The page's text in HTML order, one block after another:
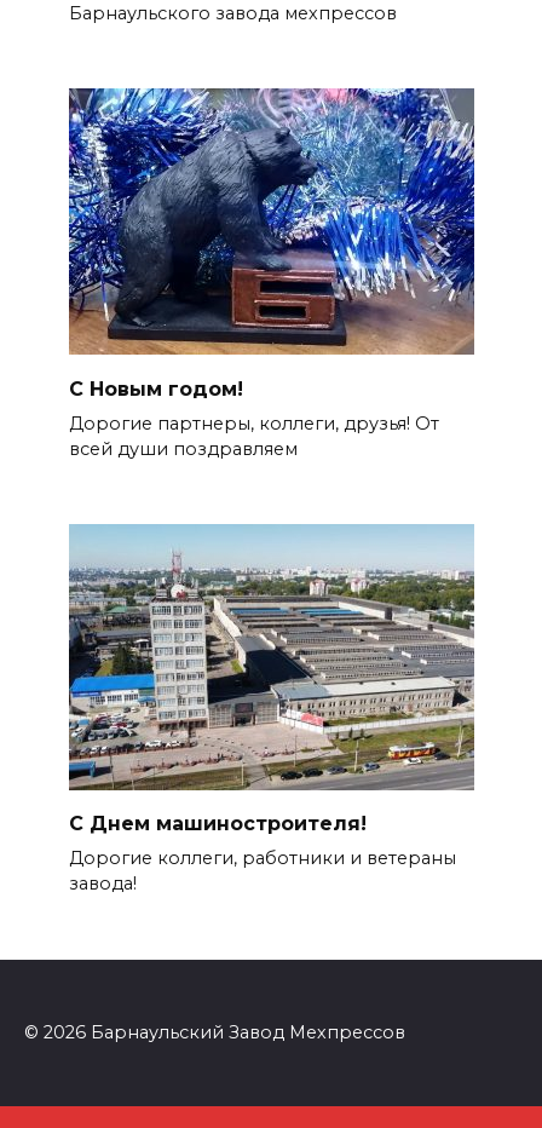
Барнаульского завода мехпрессов
С Новым годом!
Дорогие партнеры, коллеги, друзья! От
всей души поздравляем
С Днем машиностроителя!
Дорогие коллеги, работники и ветераны
завода!
© 2026 Барнаульский Завод Мехпрессов